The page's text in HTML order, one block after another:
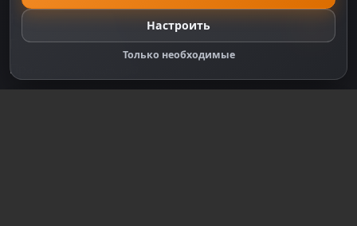
Настройки cookie
Правообладателям
Правила сообщества
Настроить
Только необходимые